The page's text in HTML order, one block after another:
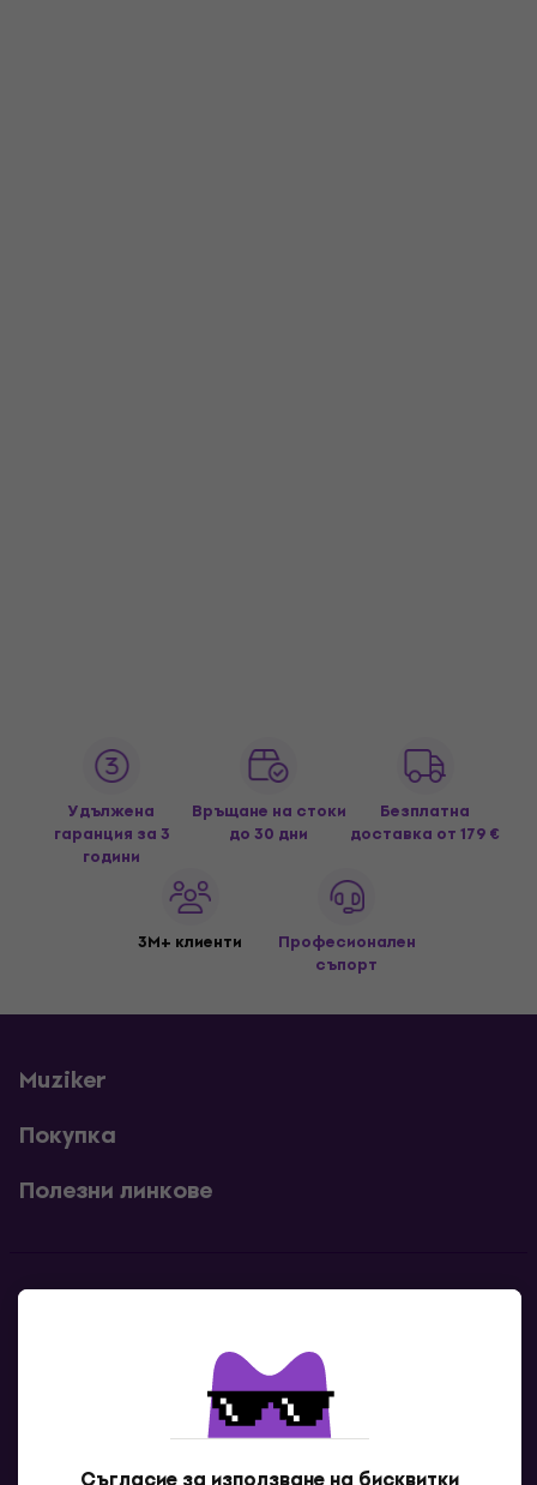
Удължена
гаранция за 3
години
Връщане на стоки
до 30 дни
Безплатна
доставка от 179 €
3M+ клиенти
Професионален
съпорт
Muziker
Покупка
Полезни линкове
Свържи се с нас